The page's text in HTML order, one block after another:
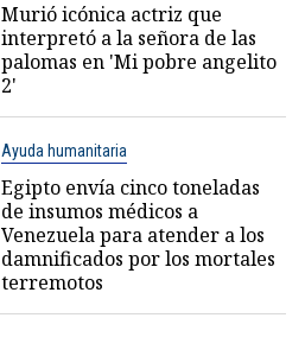
Murió icónica actriz que
interpretó a la señora de las
palomas en 'Mi pobre angelito
2'
Ayuda humanitaria
Egipto envía cinco toneladas
de insumos médicos a
Venezuela para atender a los
damnificados por los mortales
terremotos